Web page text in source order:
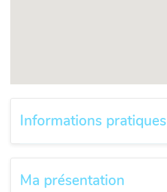
Informations pratiques
Ma présentation